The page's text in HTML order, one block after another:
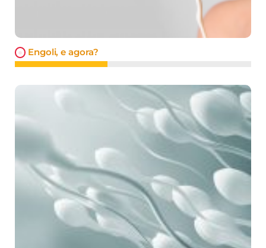
Engoli, e agora?